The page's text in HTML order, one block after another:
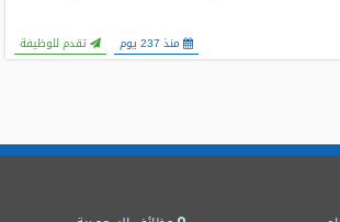
منذ 237 يوم تقدم للوظيفة